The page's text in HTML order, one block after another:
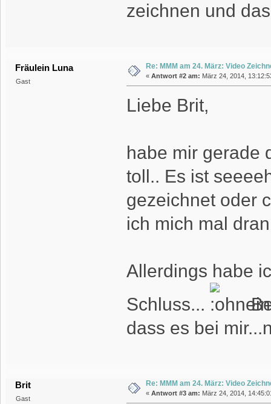
zeichnen und
Fräulein Luna
Gast
Re: MMM am 24. März: Video
« Antwort #2 am: März 24, 2014,
Liebe Brit,
habe mir gerade
toll.. Es ist
gezeichnet oder
ich mich mal
Allerdings habe
Schluss...
dass es bei
Brit
Gast
Re: MMM am 24. März: Video
« Antwort #3 am: März 24, 2014,